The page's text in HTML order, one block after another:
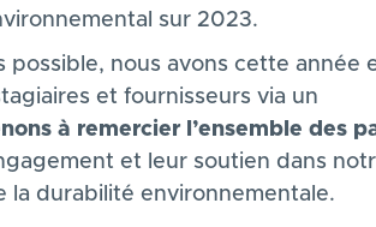
sur 2023.
possible, nous avons cette année
et fournisseurs via un
à remercier l’ensemble des
et leur soutien dans
la durabilité environnementale.